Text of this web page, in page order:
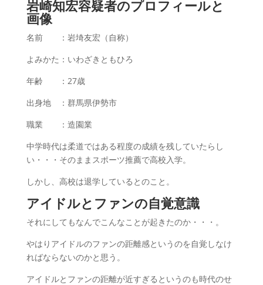
岩崎知宏容疑者のプロフィールと
画像
名前 ：岩埼友宏（自称）
よみかた：いわざきともひろ
年齢 ：27歳
出身地 ：群馬県伊勢市
職業 ：造園業
中学時代は柔道ではある程度の成績を残していたらし
い・・・そのままスポーツ推薦で高校入学。
しかし、高校は退学しているとのこと。
アイドルとファンの自覚意識
それにしてもなんでこんなことが起きたのか・・・。
やはりアイドルのファンの距離感というのを自覚しなけ
ればならないのかと思う。
アイドルとファンの距離が近すぎるというのも時代のせ